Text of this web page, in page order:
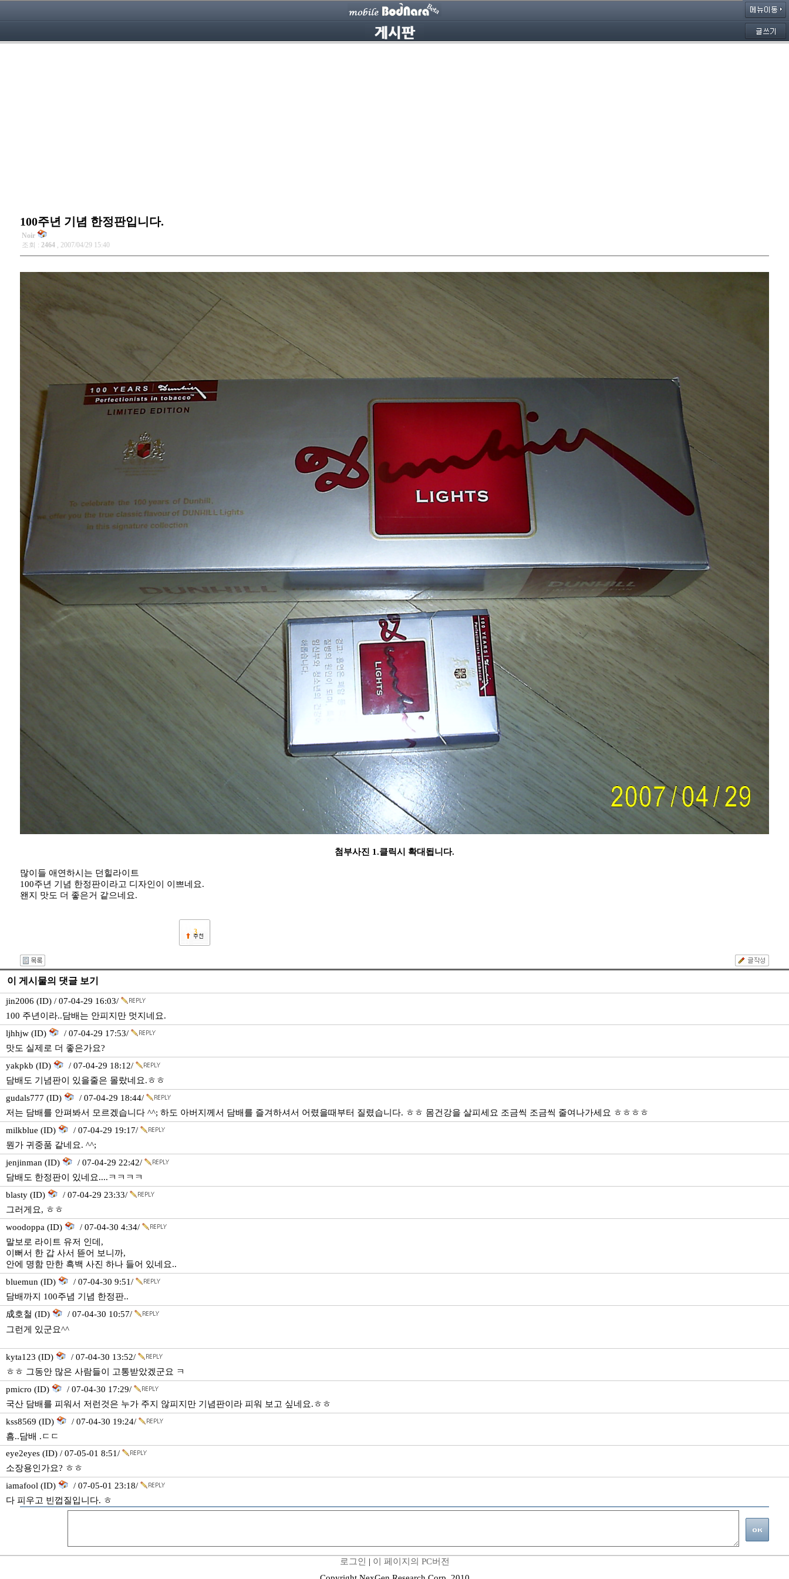
100주년 기념 한정판입니다.
Noir
조회 : 2464 , 2007/04/29 15:40
첨부사진 1.클릭시 확대됩니다.
많이들 애연하시는 던힐라이트
100주년 기념 한정판이라고 디자인이 이쁘네요.
왠지 맛도 더 좋은거 같으네요.
3
이 게시물의 댓글 보기
jin2006 (ID) / 07-04-29 16:03/
100 주년이라..담배는 안피지만 멋지네요.
ljhhjw (ID)
/ 07-04-29 17:53/
맛도 실제로 더 좋은가요?
yakpkb (ID)
/ 07-04-29 18:12/
담배도 기념판이 있을줄은 몰랐네요.ㅎㅎ
gudals777 (ID)
/ 07-04-29 18:44/
저는 담배를 안펴봐서 모르겠습니다 ^^; 하도 아버지께서 담배를 즐겨하셔서 어렸을때부터 질렸습니다. ㅎㅎ 몸건강을 살피세요 조금씩 조금씩 줄여나가세요 ㅎㅎㅎㅎ
milkblue (ID)
/ 07-04-29 19:17/
뭔가 귀중품 같네요. ^^;
jenjinman (ID)
/ 07-04-29 22:42/
담배도 한정판이 있네요....ㅋㅋㅋㅋ
blasty (ID)
/ 07-04-29 23:33/
그러게요, ㅎㅎ
woodoppa (ID)
/ 07-04-30 4:34/
말보로 라이트 유저 인데,
이뻐서 한 갑 사서 뜯어 보니까,
안에 명함 만한 흑백 사진 하나 들어 있네요..
bluemun (ID)
/ 07-04-30 9:51/
담배까지 100주념 기념 한정판..
成호철 (ID)
/ 07-04-30 10:57/
그런게 있군요^^
kyta123 (ID)
/ 07-04-30 13:52/
ㅎㅎ 그동안 많은 사람들이 고통받았겠군요 ㅋ
pmicro (ID)
/ 07-04-30 17:29/
국산 담배를 피워서 저런것은 누가 주지 않피지만 기념판이라 피워 보고 싶네요.ㅎㅎ
kss8569 (ID)
/ 07-04-30 19:24/
흠..담배 .ㄷㄷ
eye2eyes (ID) / 07-05-01 8:51/
소장용인가요? ㅎㅎ
iamafool (ID)
/ 07-05-01 23:18/
다 피우고 빈껍질입니다. ㅎ
로그인 | 이 페이지의 PC버전